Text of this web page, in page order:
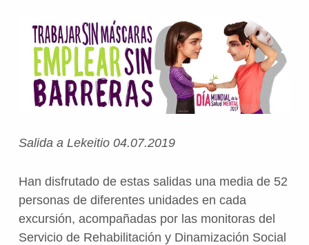
Salida a Lekeitio 04.07.2019
Han disfrutado de estas salidas una media de 52
personas de diferentes unidades en cada
excursión, acompañadas por las monitoras del
Servicio de Rehabilitación y Dinamización Social